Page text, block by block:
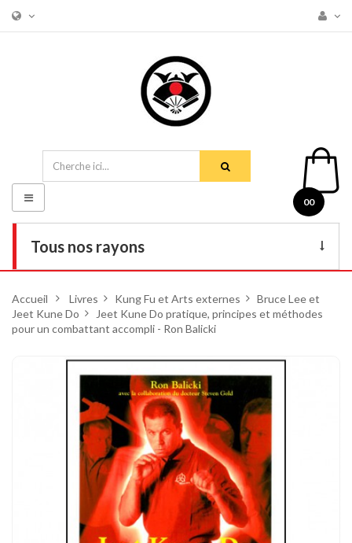
00
Tous nos rayons
DVD
Tenues
Chaussures
Protections
Cible de frappe
Condition physique
Accessoires
Basculer
la
navigation
Accueil > Livres > Kung Fu et Arts externes > Bruce Lee et
Jeet Kune Do >
Jeet Kune Do pratique, principes et méthodes
pour un combattant accompli - Ron Balicki